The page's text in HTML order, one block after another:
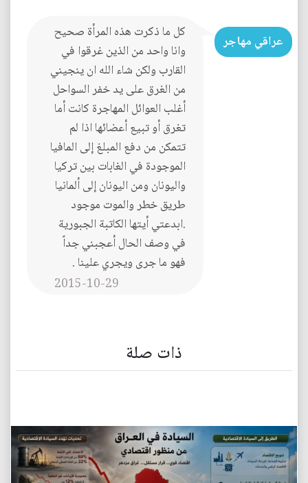
عراقي مهاجر
كل ما ذكرت هذه المرأة صحيح
وانا واحد من الذين غرقوا في
القارب ولكن شاء الله ان ينجيني
من الغرق على يد خفر السواحل
أغلب العوائل المهاجرة كانت أما
تغرق أو تبيع أعضائها اذا لم
تتمكن من دفع المبلغ إلى المافيا
الموجودة في الغابات بين تركيا
واليونان ومن اليونان إلى ألمانيا
طريق خطر والموت موجود
.ابدعتي أيتها الكاتبة الجبورية
في وصف الحال أعجبني جداً
فهو ما جرى ويجري علينا .
2015-10-29
ذات صلة